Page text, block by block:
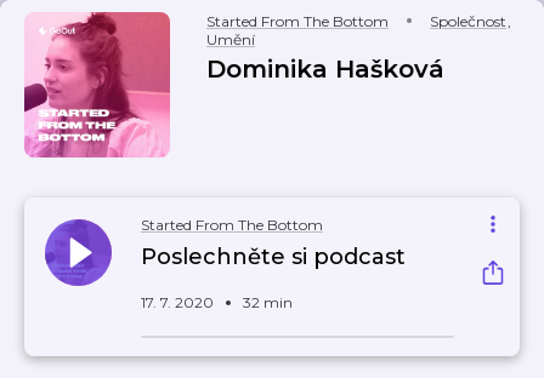
Started From The Bottom Společnost,
Umění
Dominika Hašková
Started From The Bottom
Poslechněte si podcast
17. 7. 2020 32 min